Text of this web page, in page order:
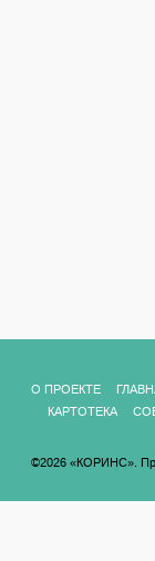
О ПРОЕКТЕ
КАРТОТЕКА
©2026 «КОРИНС».